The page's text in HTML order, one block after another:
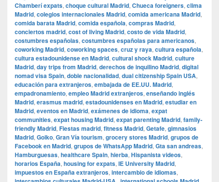
Chamberí expats, choque cultural Madrid, Chueca foreigners, clima
Madrid, colegios internacionales Madrid, comida americana Madrid,
comida barata Madrid, comida española, compras Madrid,
conciertos madrid, cost of living Madrid, costo de vida Madrid,
costumbres españolas, costumbres españolas para americanos,
coworking Madrid, coworking spaces, cruz y raya, cultura española,
cultura estadounidense en Madrid, cultural shock Madrid, culture
Madrid, day trips from Madrid, derechos de inquilino Madrid, digital
nomad visa Spain, doble nacionalidad, dual citizenship Spain USA,
educación para extranjeros, embajada de EE.UU. Madrid,
empadronamiento, empleo Madrid extranjeros, enseñando inglés
Madrid, erasmus madrid, estadounidenses en Madrid, estudiar en
Madrid, eventos en Madrid, exámenes de idioma, expat
communities, expat housing Madrid, expat parenting Madrid, family-
friendly Madrid, Fiestas madrid, fitness Madrid, Getafe, gimnasios
Madrid, Goiko, Gran Vía tourism, grocery stores Madrid, grupos de
Facebook en Madrid, grupos de WhatsApp Madrid, Gta san andreas,
Hamburguesas, healthcare Spain, hierba, Hispanista videos,
horarios España, housing for expats, IE University Madrid,
impuestos en España extranjeros, intercambio de idiomas,